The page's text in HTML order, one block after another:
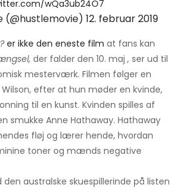
wQa3ub24O7
(@hustlemovie) 12. februar 2019
er ikke den eneste film at fans kan
der falder den 10. maj, ser ud til
mesterværk. Filmen følger en
efter at hun møder en kvinde,
til en kunst. Kvinden spilles af
smukke Anne Hathaway. Hathaway
fløj og lærer hende, hvordan
toner og mænds negative
australske skuespillerinde på listen